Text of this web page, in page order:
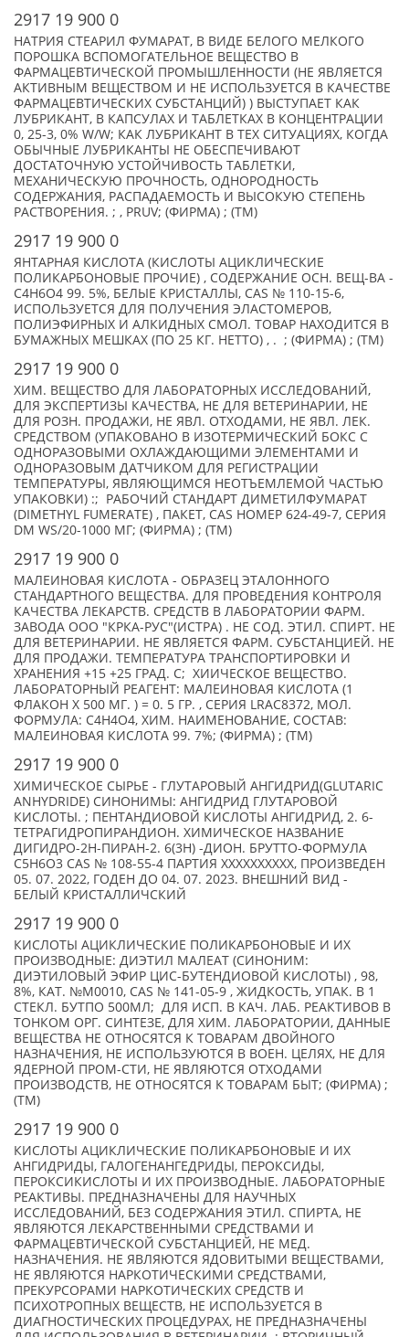
2917 19 900 0
НАТРИЯ СТЕАРИЛ ФУМАРАТ, В ВИДЕ БЕЛОГО МЕЛКОГО
ПОРОШКА ВСПОМОГАТЕЛЬНОЕ ВЕЩЕСТВО В
ФАРМАЦЕВТИЧЕСКОЙ ПРОМЫШЛЕННОСТИ (НЕ ЯВЛЯЕТСЯ
АКТИВНЫМ ВЕЩЕСТВОМ И НЕ ИСПОЛЬЗУЕТСЯ В КАЧЕСТВЕ
ФАРМАЦЕВТИЧЕСКИХ СУБСТАНЦИЙ) ) ВЫСТУПАЕТ КАК
ЛУБРИКАНТ, В КАПСУЛАХ И ТАБЛЕТКАХ В КОНЦЕНТРАЦИИ
0, 25-3, 0% W/W; КАК ЛУБРИКАНТ В ТЕХ СИТУАЦИЯХ, КОГДА
ОБЫЧНЫЕ ЛУБРИКАНТЫ НЕ ОБЕСПЕЧИВАЮТ
ДОСТАТОЧНУЮ УСТОЙЧИВОСТЬ ТАБЛЕТКИ,
МЕХАНИЧЕСКУЮ ПРОЧНОСТЬ, ОДНОРОДНОСТЬ
СОДЕРЖАНИЯ, РАСПАДАЕМОСТЬ И ВЫСОКУЮ СТЕПЕНЬ
РАСТВОРЕНИЯ. ; , PRUV; (ФИРМА) ; (TM)
2917 19 900 0
ЯНТАРНАЯ КИСЛОТА (КИСЛОТЫ АЦИКЛИЧЕСКИЕ
ПОЛИКАРБОНОВЫЕ ПРОЧИЕ) , СОДЕРЖАНИЕ ОСН. ВЕЩ-ВА -
С4H6О4 99. 5%, БЕЛЫЕ КРИСТАЛЛЫ, CAS № 110-15-6,
ИСПОЛЬЗУЕТСЯ ДЛЯ ПОЛУЧЕНИЯ ЭЛАСТОМЕРОВ,
ПОЛИЭФИРНЫХ И АЛКИДНЫХ СМОЛ. ТОВАР НАХОДИТСЯ В
БУМАЖНЫХ МЕШКАХ (ПО 25 КГ. НЕТТО) , . ; (ФИРМА) ; (TM)
2917 19 900 0
ХИМ. ВЕЩЕСТВО ДЛЯ ЛАБОРАТОРНЫХ ИССЛЕДОВАНИЙ,
ДЛЯ ЭКСПЕРТИЗЫ КАЧЕСТВА, НЕ ДЛЯ ВЕТЕРИНАРИИ, НЕ
ДЛЯ РОЗН. ПРОДАЖИ, НЕ ЯВЛ. ОТХОДАМИ, НЕ ЯВЛ. ЛЕК.
СРЕДСТВОМ (УПАКОВАНО В ИЗОТЕРМИЧЕСКИЙ БОКС С
ОДНОРАЗОВЫМИ ОХЛАЖДАЮЩИМИ ЭЛЕМЕНТАМИ И
ОДНОРАЗОВЫМ ДАТЧИКОМ ДЛЯ РЕГИСТРАЦИИ
ТЕМПЕРАТУРЫ, ЯВЛЯЮЩИМСЯ НЕОТЪЕМЛЕМОЙ ЧАСТЬЮ
УПАКОВКИ) :; РАБОЧИЙ СТАНДАРТ ДИМЕТИЛФУМАРАТ
(DIMETHYL FUMERATE) , ПАКЕТ, CAS НОМЕР 624-49-7, СЕРИЯ
DM WS/20-1000 МГ; (ФИРМА) ; (TM)
2917 19 900 0
МАЛЕИНОВАЯ КИСЛОТА - ОБРАЗЕЦ ЭТАЛОННОГО
СТАНДАРТНОГО ВЕЩЕСТВА. ДЛЯ ПРОВЕДЕНИЯ КОНТРОЛЯ
КАЧЕСТВА ЛЕКАРСТВ. СРЕДСТВ В ЛАБОРАТОРИИ ФАРМ.
ЗАВОДА ООО "КРКА-РУС"(ИСТРА) . НЕ СОД. ЭТИЛ. СПИРТ. НЕ
ДЛЯ ВЕТЕРИНАРИИ. НЕ ЯВЛЯЕТСЯ ФАРМ. СУБСТАНЦИЕЙ. НЕ
ДЛЯ ПРОДАЖИ. ТЕМПЕРАТУРА ТРАНСПОРТИРОВКИ И
ХРАНЕНИЯ +15 +25 ГРАД. С; ХИИЧЕСКОЕ ВЕЩЕСТВО.
ЛАБОРАТОРНЫЙ РЕАГЕНТ: МАЛЕИНОВАЯ КИСЛОТА (1
ФЛАКОН Х 500 МГ. ) = 0. 5 ГР. , СЕРИЯ LRAC8372, МОЛ.
ФОРМУЛА: C4H4O4, ХИМ. НАИМЕНОВАНИЕ, СОСТАВ:
МАЛЕИНОВАЯ КИСЛОТА 99. 7%; (ФИРМА) ; (TM)
2917 19 900 0
ХИМИЧЕСКОЕ СЫРЬЕ - ГЛУТАРОВЫЙ АНГИДРИД(GLUTARIC
ANHYDRIDE) СИНОНИМЫ: АНГИДРИД ГЛУТАРОВОЙ
КИСЛОТЫ. ; ПЕНТАНДИОВОЙ КИСЛОТЫ АНГИДРИД, 2. 6-
ТЕТРАГИДРОПИРАНДИОН. ХИМИЧЕСКОЕ НАЗВАНИЕ
ДИГИДРО-2Н-ПИРАН-2. 6(3Н) -ДИОН. БРУТТО-ФОРМУЛА
С5Н6О3 CAS № 108-55-4 ПАРТИЯ XXXXXXXXXX, ПРОИЗВЕДЕН
05. 07. 2022, ГОДЕН ДО 04. 07. 2023. ВНЕШНИЙ ВИД -
БЕЛЫЙ КРИСТАЛЛИЧСКИЙ
2917 19 900 0
КИСЛОТЫ АЦИКЛИЧЕСКИЕ ПОЛИКАРБОНОВЫЕ И ИХ
ПРОИЗВОДНЫЕ: ДИЭТИЛ МАЛЕАТ (СИНОНИМ:
ДИЭТИЛОВЫЙ ЭФИР ЦИС-БУТЕНДИОВОЙ КИСЛОТЫ) , 98,
8%, КАТ. №M0010, CAS № 141-05-9 , ЖИДКОСТЬ, УПАК. В 1
СТЕКЛ. БУТПО 500МЛ; ДЛЯ ИСП. В КАЧ. ЛАБ. РЕАКТИВОВ В
ТОНКОМ ОРГ. СИНТЕЗЕ, ДЛЯ ХИМ. ЛАБОРАТОРИИ, ДАННЫЕ
ВЕЩЕСТВА НЕ ОТНОСЯТСЯ К ТОВАРАМ ДВОЙНОГО
НАЗНАЧЕНИЯ, НЕ ИСПОЛЬЗУЮТСЯ В ВОЕН. ЦЕЛЯХ, НЕ ДЛЯ
ЯДЕРНОЙ ПРОМ-СТИ, НЕ ЯВЛЯЮТСЯ ОТХОДАМИ
ПРОИЗВОДСТВ, НЕ ОТНОСЯТСЯ К ТОВАРАМ БЫТ; (ФИРМА) ;
(TM)
2917 19 900 0
КИСЛОТЫ АЦИКЛИЧЕСКИЕ ПОЛИКАРБОНОВЫЕ И ИХ
АНГИДРИДЫ, ГАЛОГЕНАНГЕДРИДЫ, ПЕРОКСИДЫ,
ПЕРОКСИКИСЛОТЫ И ИХ ПРОИЗВОДНЫЕ. ЛАБОРАТОРНЫЕ
РЕАКТИВЫ. ПРЕДНАЗНАЧЕНЫ ДЛЯ НАУЧНЫХ
ИССЛЕДОВАНИЙ, БЕЗ СОДЕРЖАНИЯ ЭТИЛ. СПИРТА, НЕ
ЯВЛЯЮТСЯ ЛЕКАРСТВЕННЫМИ СРЕДСТВАМИ И
ФАРМАЦЕВТИЧЕСКОЙ СУБСТАНЦИЕЙ, НЕ МЕД.
НАЗНАЧЕНИЯ. НЕ ЯВЛЯЮТСЯ ЯДОВИТЫМИ ВЕЩЕСТВАМИ,
НЕ ЯВЛЯЮТСЯ НАРКОТИЧЕСКИМИ СРЕДСТВАМИ,
ПРЕКУРСОРАМИ НАРКОТИЧЕСКИХ СРЕДСТВ И
ПСИХОТРОПНЫХ ВЕЩЕСТВ, НЕ ИСПОЛЬЗУЕТСЯ В
ДИАГНОСТИЧЕСКИХ ПРОЦЕДУРАХ, НЕ ПРЕДНАЗНАЧЕНЫ